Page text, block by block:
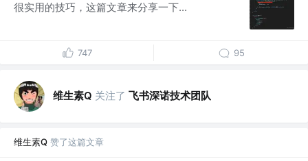
很实用的技巧，这篇文章来分享一下...
747 95
维生素Q 关注了 飞书深诺技术团队
维生素Q 赞了这篇文章